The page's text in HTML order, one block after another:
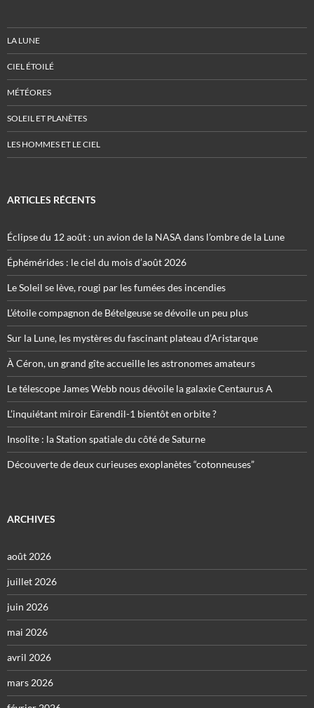
LA LUNE
CIEL ÉTOILÉ
MÉTÉORES
SOLEIL ET PLANÈTES
LES HOMMES ET LE CIEL
ARTICLES RÉCENTS
Éclipse du 12 août : un avion de la NASA dans l’ombre de la Lune
Éphémérides : le ciel du mois d’août 2026
Le Soleil se lève, rougi par les fumées des incendies
L’étoile compagnon de Bételgeuse se dévoile un peu plus
Sur la Lune, les mystères du fascinant plateau d’Aristarque
À Céron, un grand gîte accueille les astronomes amateurs
Le télescope James Webb nous dévoile la galaxie Centaurus A
L’inquiétant miroir Eärendil-1 bientôt en orbite ?
Insolite : la Station spatiale du côté de Saturne
Découverte de deux curieuses exoplanètes “cotonneuses”
ARCHIVES
août 2026
juillet 2026
juin 2026
mai 2026
avril 2026
mars 2026